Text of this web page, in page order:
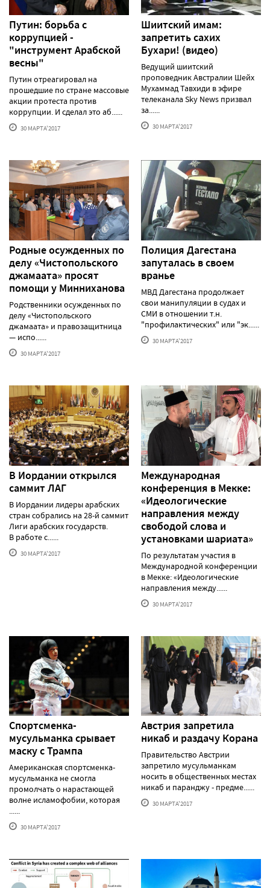
Путин: борьба с
коррупцией -
"инструмент Арабской
весны"
Путин отреагировал на
прошедшие по стране массовые
акции протеста против
коррупции. И сделал это аб......
30 МАРТА'2017
Шиитский имам:
запретить сахих
Бухари! (видео)
Ведущий шиитский
проповедник Австралии Шейх
Мухаммад Тавхиди в эфире
телеканала Sky News призвал
за......
30 МАРТА'2017
Родные осужденных по
делу «Чистопольского
джамаата» просят
помощи у Минниханова
Родственники осужденных по
делу «Чистопольского
джамаата» и правозащитница
— испо......
30 МАРТА'2017
Полиция Дагестана
запуталась в своем
вранье
МВД Дагестана продолжает
свои манипуляции в судах и
СМИ в отношении т.н.
"профилактических" или "эк......
30 МАРТА'2017
В Иордании открылся
саммит ЛАГ
В Иордании лидеры арабских
стран собрались на 28-й саммит
Лиги арабских государств.
В работе с......
30 МАРТА'2017
Международная
конференция в Мекке:
«Идеологические
направления между
свободой слова и
установками шариата»
По результатам участия в
Международной конференции
в Мекке: «Идеологические
направления между......
30 МАРТА'2017
Спортсменка-
мусульманка срывает
маску с Трампа
Американская спортсменка-
мусульманка не смогла
промолчать о нарастающей
волне исламофобии, которая
......
30 МАРТА'2017
Австрия запретила
никаб и раздачу Корана
Правительство Австрии
запретило мусульманкам
носить в общественных местах
никаб и паранджу - предме......
30 МАРТА'2017